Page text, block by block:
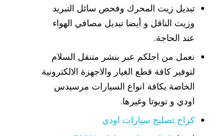
تبديل زيت المحرك وفحص سائل التبريد
وزيت الناقل و أيضا تبديل مصافي الهواء
عند الحاجة.
نعمل من اجلكم عبر بنشر متنقل السلام
لتوفير كافة قطع الغيار والاجهزة الالكترونية
الخاصة بكافة انواع السيارات مرسيدس
اودي و تويوتا وغيرها.
كراج تصليح سيارات اودي